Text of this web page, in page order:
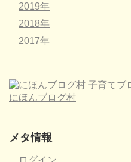
2019年
2018年
2017年
にほんブログ村
メタ情報
ログイン